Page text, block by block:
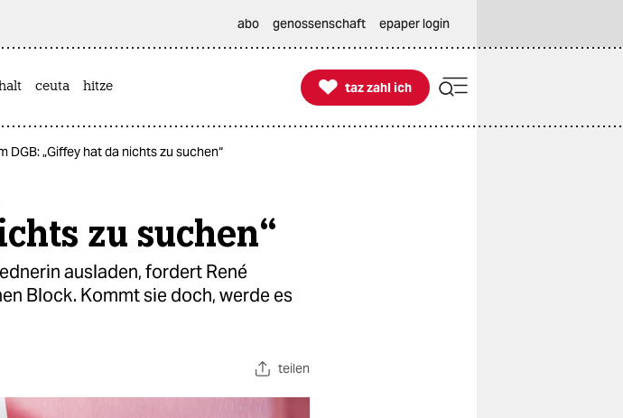
abo genossenschaft epaper login
ceuta hitze 
taz zahl ich
taz zahl ich
„Giffey hat da nichts zu suchen“
zu suchen“
ausladen, fordert René
Block. Kommt sie doch, werde es
teilen